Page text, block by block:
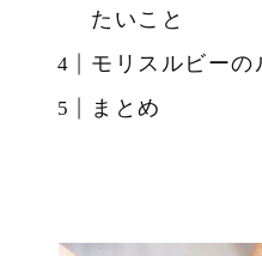
たいこと
モリスルビーの
まとめ